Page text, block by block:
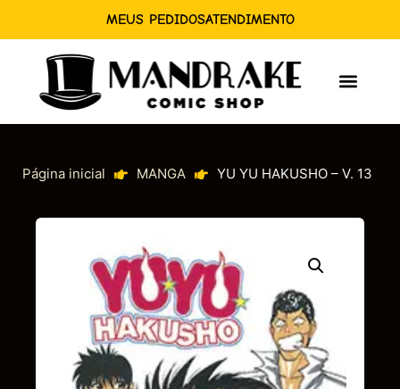
MEUS PEDIDOSATENDIMENTO
Página inicial MANGA YU YU HAKUSHO – V. 13